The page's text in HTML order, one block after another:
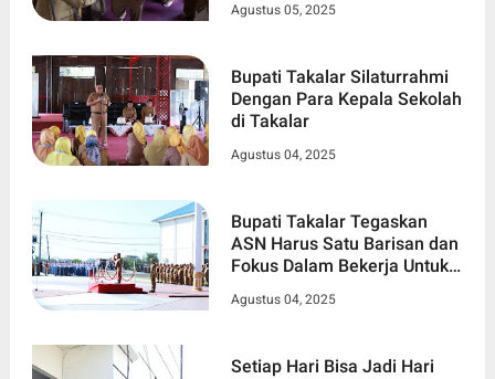
Agustus 05, 2025
Bupati Takalar Silaturrahmi
Dengan Para Kepala Sekolah
di Takalar
Agustus 04, 2025
Bupati Takalar Tegaskan
ASN Harus Satu Barisan dan
Fokus Dalam Bekerja Untuk
Agustus 04, 2025
Setiap Hari Bisa Jadi Hari